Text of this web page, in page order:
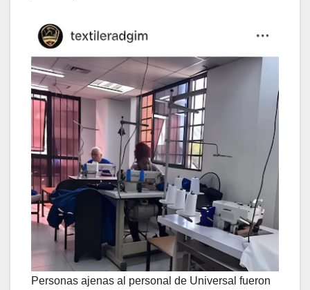
Personas ajenas al personal de Universal fueron